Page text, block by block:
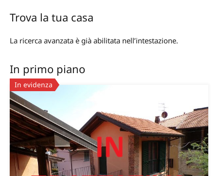
Trova la tua casa
La ricerca avanzata è già abilitata nell’intestazione.
In primo piano
In evidenza